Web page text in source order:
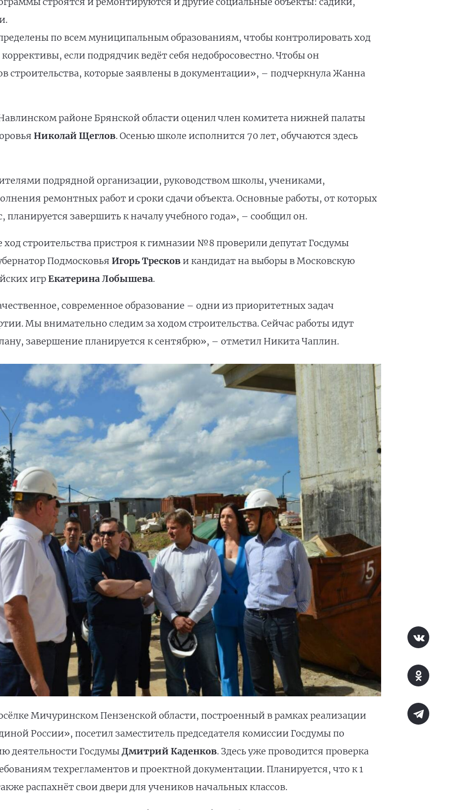
по всем муниципальным образованиям, чтобы контролировать ход
если подрядчик ведёт себя недобросовестно. Чтобы он
строительства, которые заявлены в документации», – подчеркнула Жанна
районе Брянской области оценил член комитета нижней палаты
Николай Щеглов. Осенью школе исполнится 70 лет, обучаются здесь
подрядной организации, руководством школы, учениками,
ремонтных работ и сроки сдачи объекта. Основные работы, от которых
планируется завершить к началу учебного года», – сообщил он.
строительства пристроя к гимназии №8 проверили депутат Госдумы
Подмосковья Игорь Трескови кандидат на выборы в Московскую
игрЕкатерина Лобышева.
современное образование – одни из приоритетных задач
Мы внимательно следим за ходом строительства. Сейчас работы идут
завершение планируется к сентябрю», – отметил Никита Чаплин.
Мичуринском Пензенской области, построенный в рамках реализации
России», посетил заместитель председателя комиссии Госдумы по
деятельности ГосдумыДмитрий Каденков. Здесь уже проводится проверка
техрегламентов и проектной документации. Планируется, что к 1
распахнёт свои двери для учеников начальных классов.